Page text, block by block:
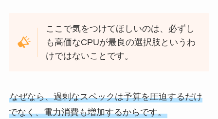
ここで気をつけてほしいのは、必ずし
も高価なCPUが最良の選択肢というわ
けではないことです。
なぜなら、過剰なスペックは予算を圧迫するだけ
でなく、電力消費も増加するからです。